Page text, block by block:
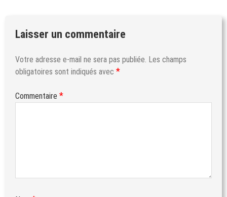
Laisser un commentaire
Votre adresse e-mail ne sera pas publiée. Les champs
obligatoires sont indiqués avec *
Commentaire *